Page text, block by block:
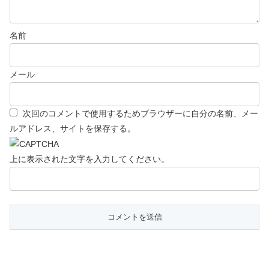
名前
メール
次回のコメントで使用するためブラウザーに自分の名前、メー
ルアドレス、サイトを保存する。
上に表示された文字を入力してください。